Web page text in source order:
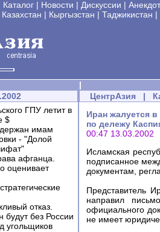
Каталог | Новости | Дискуссии |
Казахстан | Кыргызстан | Таджикистан |
|
ГПУ летит в
$
имам
- "Долой
афганца.
оценивает
отказ.
будут без России
угольщиков
ЦентрАзия |
Иран жалуется
по дележу
00:47 13.03.2002
Исламская
подписанное
документам,
Представитель
направил
официального
не имеет